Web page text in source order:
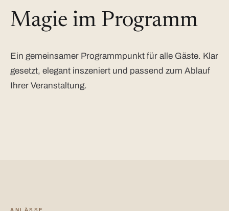
Magie im Programm
Ein gemeinsamer Programmpunkt für alle Gäste. Klar
gesetzt, elegant inszeniert und passend zum Ablauf
Ihrer Veranstaltung.
ANLÄSSE